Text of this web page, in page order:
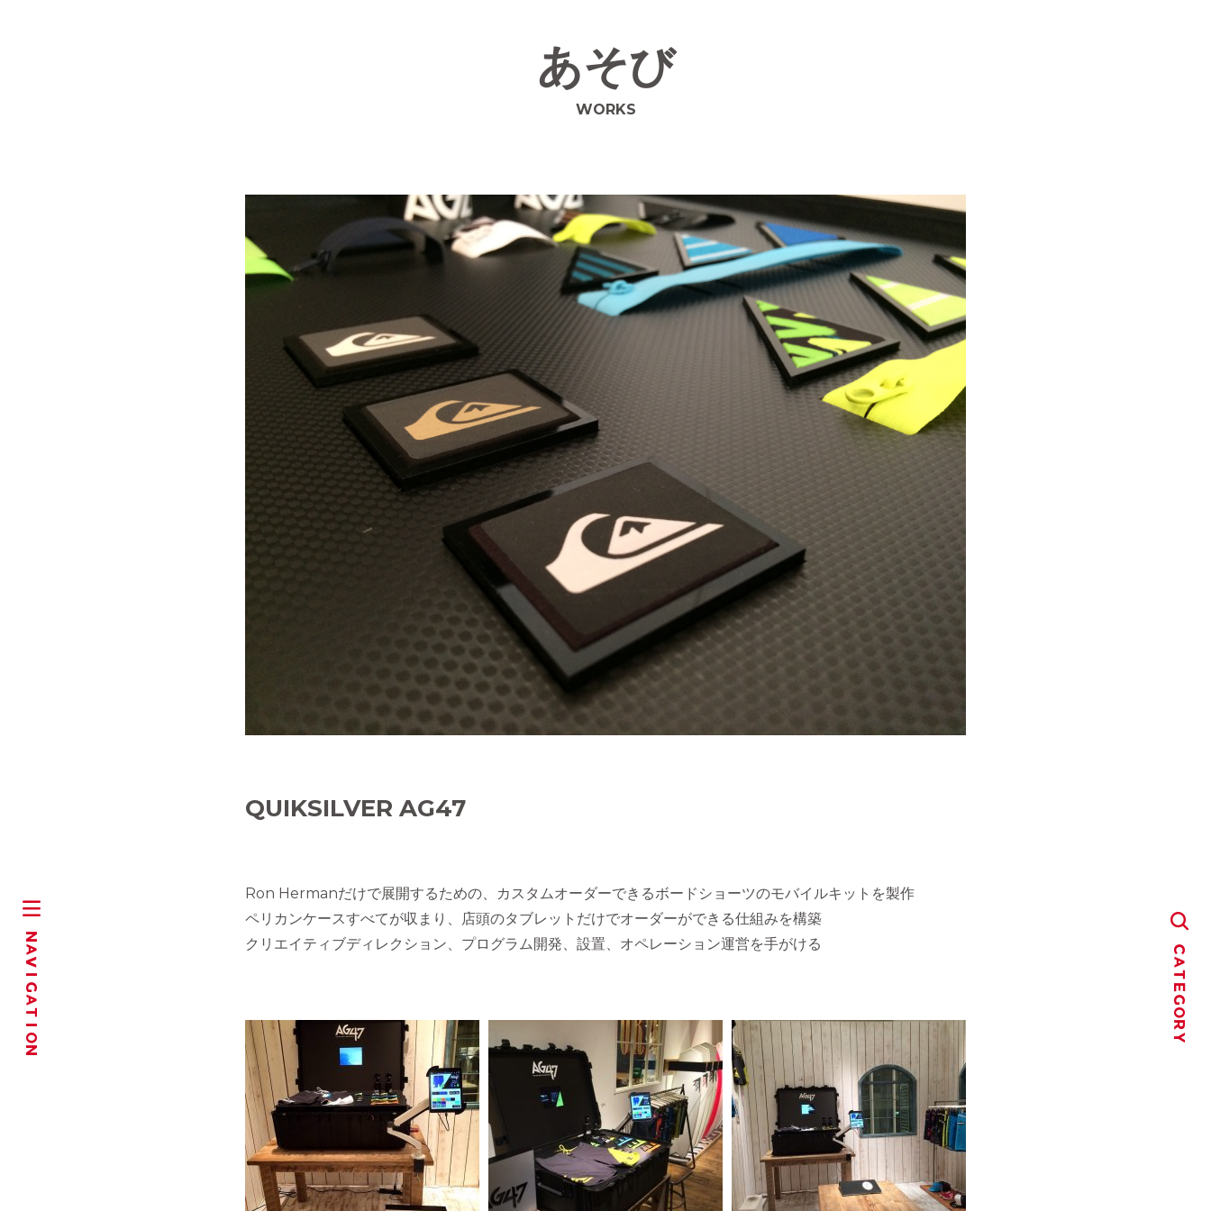
あそび
WORKS
QUIKSILVER AG47
Ron Hermanだけで展開するための、カスタムオーダーできるボードショーツのモバイルキットを製作
ペリカンケースすべてが収まり、店頭のタブレットだけでオーダーができる仕組みを構築
クリエイティブディレクション、プログラム開発、設置、オペレーション運営を手がける